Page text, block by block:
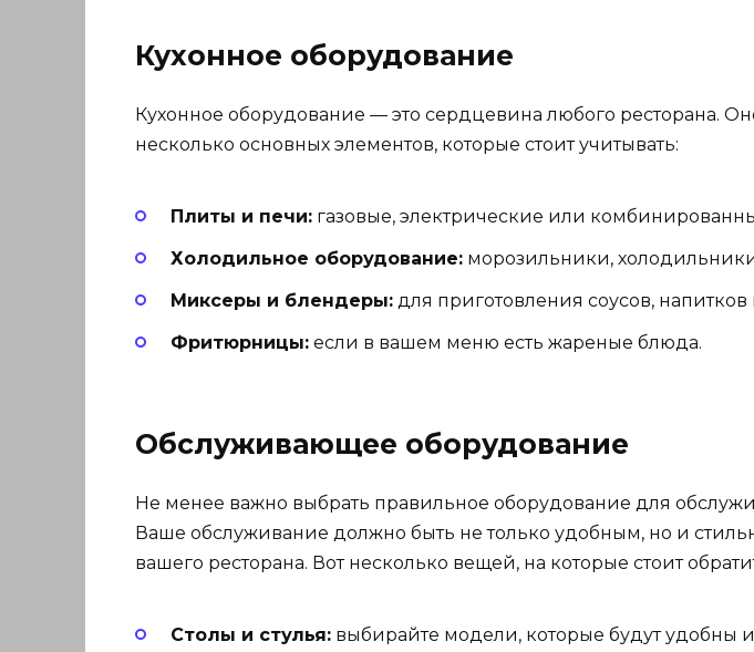
Кухонное оборудование
Кухонное оборудование — это сердцевина любого ресторана.
несколько основных элементов, которые стоит учитывать:
Плиты и печи: газовые, электрические или
Холодильное оборудование: морозильники,
Миксеры и блендеры: для приготовления соусов, напитков
Фритюрницы: если в вашем меню есть жареные блюда.
Обслуживающее оборудование
Не менее важно выбрать правильное оборудование для
Ваше обслуживание должно быть не только удобным, но и
вашего ресторана. Вот несколько вещей, на которые стоит
Столы и стулья: выбирайте модели, которые будут удобны